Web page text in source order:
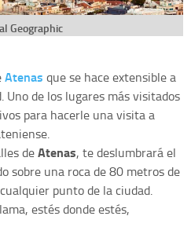
Geographic
Atenas que se hace extensible a
Uno de los lugares más visitados
para hacerle una visita a
deAtenas, te deslumbrará el
sobre una roca de 80 metros de
punto de la ciudad.
estés donde estés,